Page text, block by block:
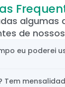
algumas
de
eu poderei
Tem